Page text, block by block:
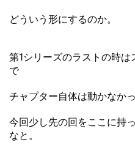
どういう形にするのか。
第1シリーズのラストの時
で
チャプター自体は動かなか
今回少し先の回をここに持
なと。